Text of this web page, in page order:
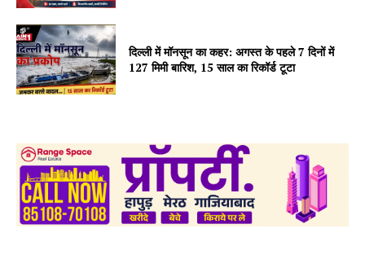
दिल्ली में मॉनसून का कहर: अगस्त के पहले 7 दिनों में
127 मिमी बारिश, 15 साल का रिकॉर्ड टूटा